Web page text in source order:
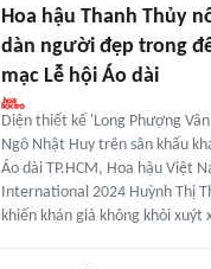
Hoa hậu Thanh Thủy
dàn người đẹp trong
mạc Lễ hội Áo dài
Diện thiết kế 'Long Phượng Vân
Ngô Nhật Huy trên sân khấu
Áo dài TP.HCM, Hoa hậu Việt
International 2024 Huỳnh Thị
khiến khán giả không khỏi xuýt